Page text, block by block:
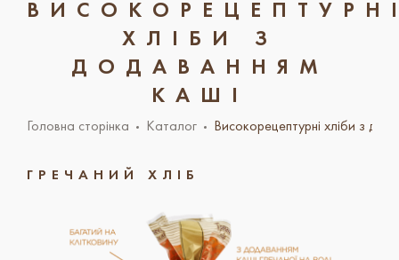
ХЛІБИ З
ДОДАВАННЯМ
КАШІ
Головна сторінка Каталог Високорецептурні хліби з
ГРЕЧАНИЙ ХЛІБ